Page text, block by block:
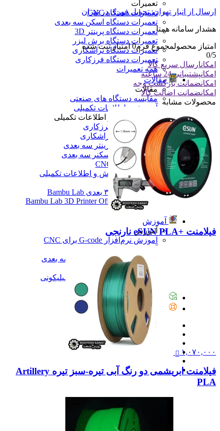
تعمیرات
تعمیرات دستگاه CNC
تعمیرات دستگاه اسکن سه بعدی
تعمیرات دستگاه پرینتر 3D
تعمیرات دستگاه برش لیزر
تعمیرات دستگاه تراشکاری
تعمیرات دستگاه فرزکاری
همه تعمیرات
مقالات
مقالات
مقایسه دستگاه های صنعتی
آموزش و اطلاعات تکمیلی
آموزش و اطلاعات تکمیلی
آموزش فرزکاری
آموزش تراشکاری
آموزش پرینتر سه بعدی
آموزش اسکنر سه بعدی
آموزش CNC
همه آموزش و اطلاعات تکمیلی
اخبار
نمایندگی پرینتر ۳ بعدی Bambu Lab
Bambu Lab 3D Printer Official Distributor
همه مقالات
آموزش
آموزش
آموزش نرم‌افزار G-code برای CNC
آموزش جامع ساخت پرینتر سه بعدی
آموزش تراشکاری
آموزش کامل ساخت قالب سیلیکونی
همه آموزش
پیگیری سفارشات
تماس با ما
ارسال از انبار تهران: تحویل فوری در تهران
هشدار سامانه همتا
امتیاز محصولمجموع فرم0امتیاز ثبت شده
0/5
امکانارسال سریع کالا
امکانپشتیبانی 24 ساعته
امکانضمانت بازگشت وجه
امکانضمانت اضالت کالا
محصولات مشابه
فیلامنت +eSUN PLA نارنجی
۱,۰۷۰,۰۰۰
فیلامنت ابریشمی دو رنگ آبی تیره-سبز تیره Artillery
PLA